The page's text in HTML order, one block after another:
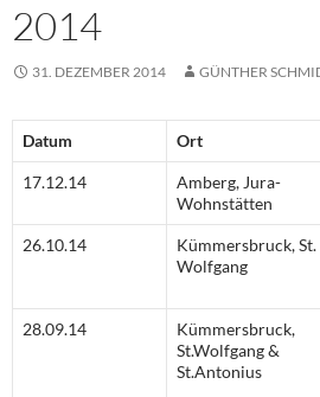
2014
31. DEZEMBER 2014 GÜNTHER
Datum Ort
17.12.14
Amberg, Jura-
Wohnstätten
26.10.14
Kümmersbruck, St.
Wolfgang
28.09.14
Kümmersbruck,
St.Wolfgang &
St.Antonius